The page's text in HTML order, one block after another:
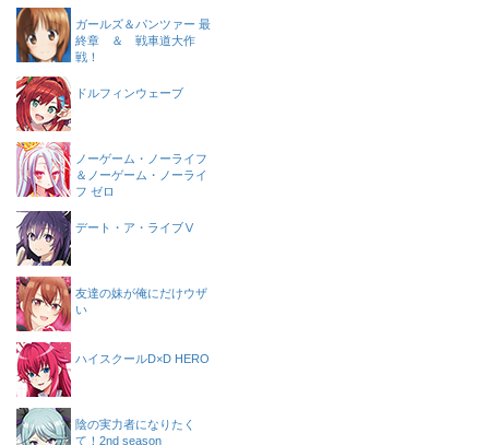
ガールズ＆パンツァー 最
終章 ＆ 戦車道大作
戦！
ドルフィンウェーブ
ノーゲーム・ノーライフ
＆ノーゲーム・ノーライ
フ ゼロ
デート・ア・ライブⅤ
友達の妹が俺にだけウザ
い
ハイスクールD×D HERO
陰の実力者になりたく
て！2nd season